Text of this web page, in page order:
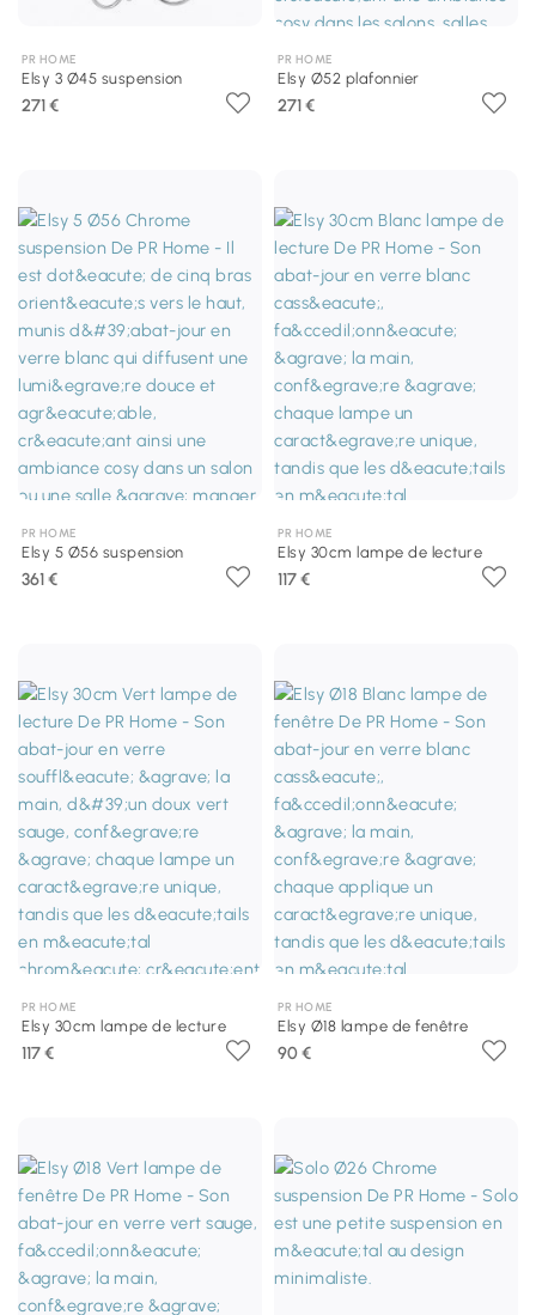
PR HOME
Elsy 3 Ø45 suspension
271 €
PR HOME
Elsy Ø52 plafonnier
271 €
PR HOME
Elsy 5 Ø56 suspension
361 €
PR HOME
Elsy 30cm lampe de lecture
117 €
PR HOME
Elsy 30cm lampe de lecture
117 €
PR HOME
Elsy Ø18 lampe de fenêtre
90 €